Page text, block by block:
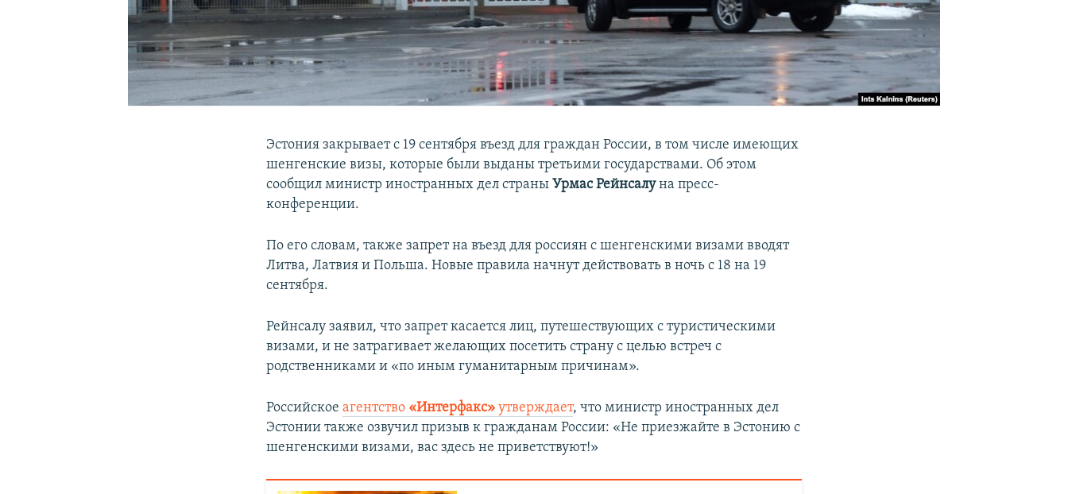
Эстония закрывает с 19 сентября въезд для граждан России, в том числе имеющих
шенгенские визы, которые были выданы третьими государствами. Об этом
сообщил министр иностранных дел страныУрмас Рейнсалуна пресс-
конференции.
По его словам, также запрет на въезд для россиян с шенгенскими визами вводят
Литва, Латвия и Польша. Новые правила начнут действовать в ночь с 18 на 19
сентября.
Рейнсалу заявил, что запрет касается лиц, путешествующих с туристическими
визами, и не затрагивает желающих посетить страну с целью встреч с
родственниками и «по иным гуманитарным причинам».
Российскоеагентство «Интерфакс»утверждает, что министр иностранных дел
Эстонии также озвучил призыв к гражданам России: «Не приезжайте в Эстонию с
шенгенскими визами, вас здесь не приветствуют!»